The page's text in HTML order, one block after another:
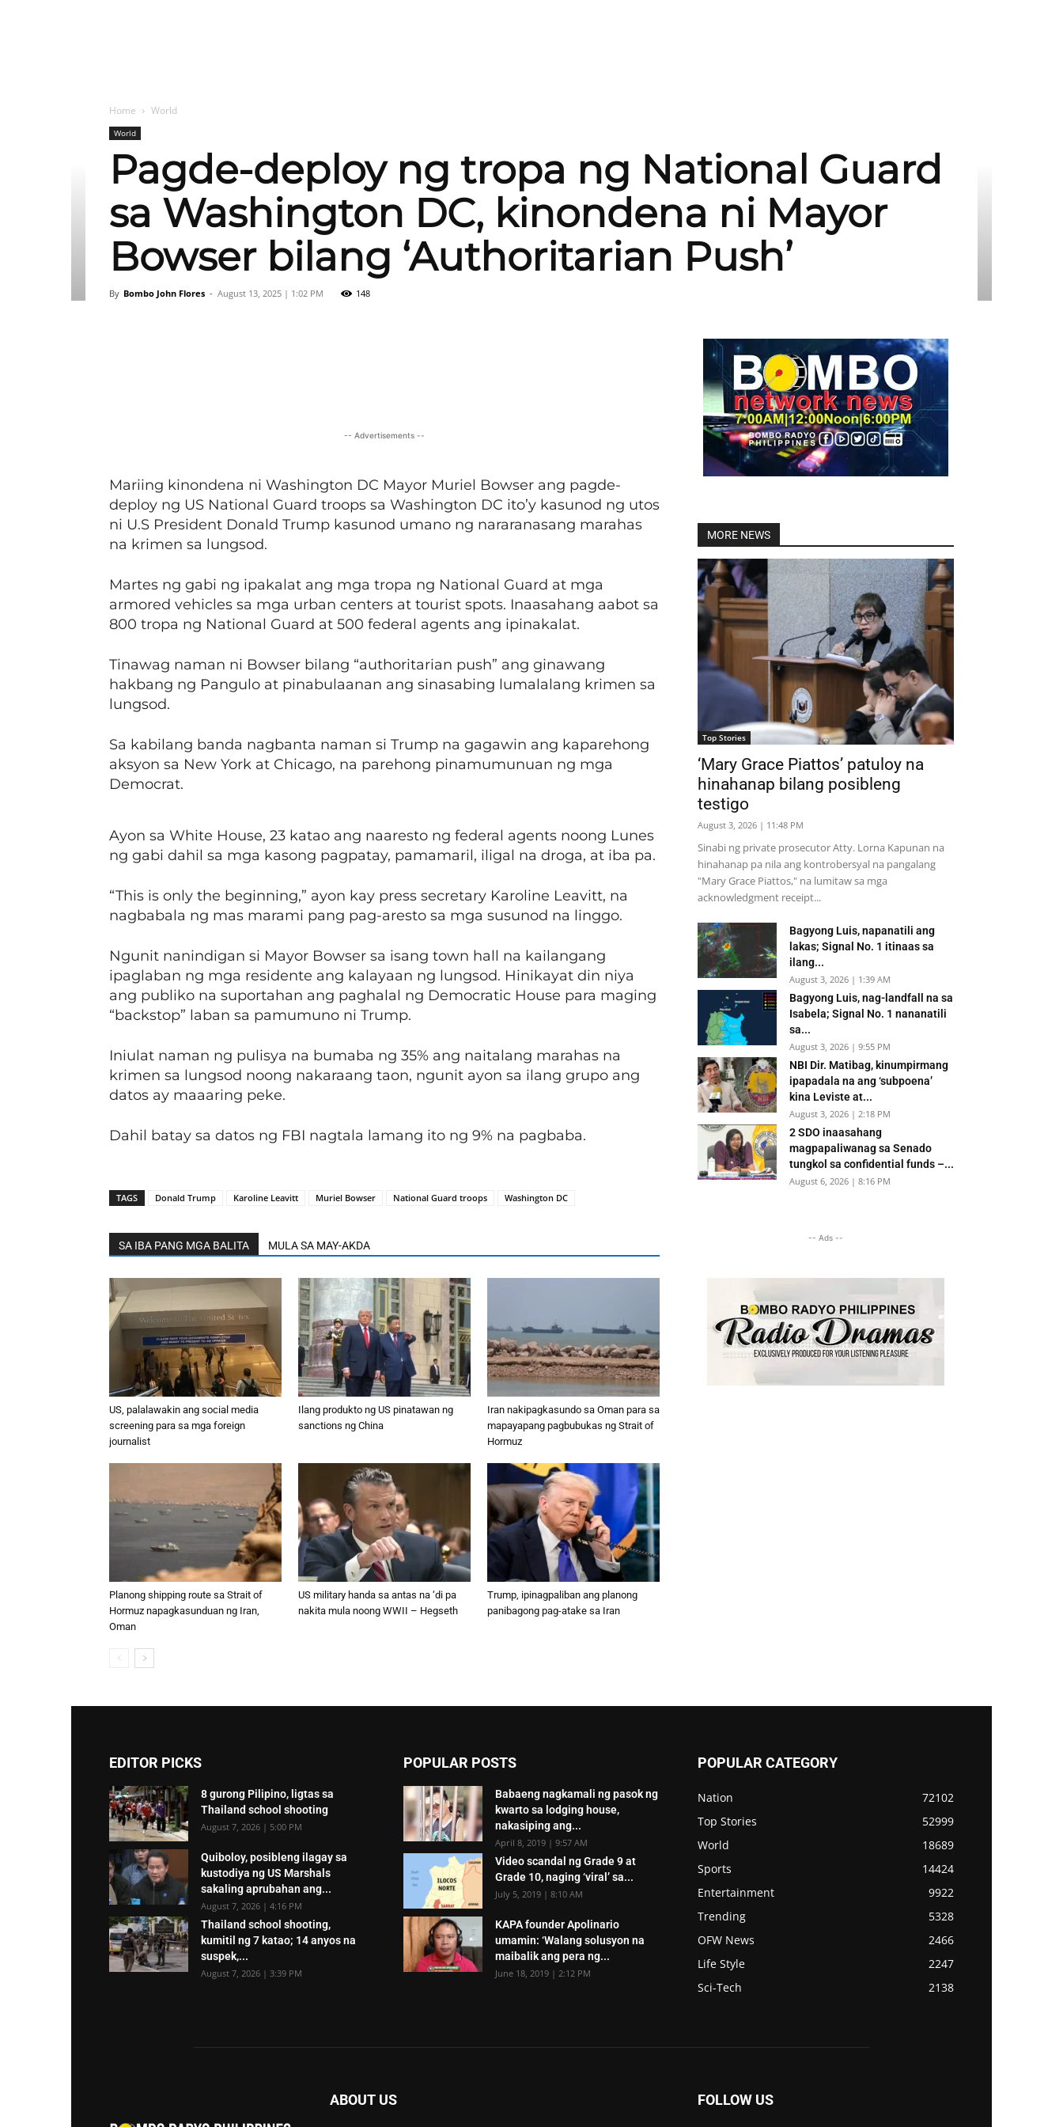
Home World
World
Pagde-deploy ng tropa ng National Guard
sa Washington DC, kinondena ni Mayor
Bowser bilang ‘Authoritarian Push’
By Bombo John Flores - August 13, 2025 | 1:02 PM 148
Linkedin
-- Advertisements --
Mariing kinondena ni Washington DC Mayor Muriel Bowser ang pagde-
deploy ng US National Guard troops sa Washington DC ito’y kasunod ng utos
ni U.S President Donald Trump kasunod umano ng nararanasang marahas
na krimen sa lungsod.
Martes ng gabi ng ipakalat ang mga tropa ng National Guard at mga
armored vehicles sa mga urban centers at tourist spots. Inaasahang aabot sa
800 tropa ng National Guard at 500 federal agents ang ipinakalat.
Tinawag naman ni Bowser bilang “authoritarian push” ang ginawang
hakbang ng Pangulo at pinabulaanan ang sinasabing lumalalang krimen sa
lungsod.
Sa kabilang banda nagbanta naman si Trump na gagawin ang kaparehong
aksyon sa New York at Chicago, na parehong pinamumunuan ng mga
Democrat.
Ayon sa White House, 23 katao ang naaresto ng federal agents noong Lunes
ng gabi dahil sa mga kasong pagpatay, pamamaril, iligal na droga, at iba pa.
“This is only the beginning,” ayon kay press secretary Karoline Leavitt, na
nagbabala ng mas marami pang pag-aresto sa mga susunod na linggo.
Ngunit nanindigan si Mayor Bowser sa isang town hall na kailangang
ipaglaban ng mga residente ang kalayaan ng lungsod. Hinikayat din niya
ang publiko na suportahan ang paghalal ng Democratic House para maging
“backstop” laban sa pamumuno ni Trump.
Iniulat naman ng pulisya na bumaba ng 35% ang naitalang marahas na
krimen sa lungsod noong nakaraang taon, ngunit ayon sa ilang grupo ang
datos ay maaaring peke.
Dahil batay sa datos ng FBI nagtala lamang ito ng 9% na pagbaba.
TAGS Donald Trump Karoline Leavitt Muriel Bowser National Guard troops Washington DC
SA IBA PANG MGA BALITA MULA SA MAY-AKDA
US, palalawakin ang social media
screening para sa mga foreign
journalist
Ilang produkto ng US pinatawan ng
sanctions ng China
Iran nakipagkasundo sa Oman para sa
mapayapang pagbubukas ng Strait of
Hormuz
Planong shipping route sa Strait of
Hormuz napagkasunduan ng Iran,
Oman
US military handa sa antas na ‘di pa
nakita mula noong WWII – Hegseth
Trump, ipinagpaliban ang planong
panibagong pag-atake sa Iran
MORE NEWS
Top Stories
‘Mary Grace Piattos’ patuloy na
hinahanap bilang posibleng
testigo
August 3, 2026 | 11:48 PM
Sinabi ng private prosecutor Atty. Lorna Kapunan na
hinahanap pa nila ang kontrobersyal na pangalang
"Mary Grace Piattos," na lumitaw sa mga
acknowledgment receipt...
Bagyong Luis, napanatili ang
lakas; Signal No. 1 itinaas sa
ilang...
August 3, 2026 | 1:39 AM
Bagyong Luis, nag-landfall na sa
Isabela; Signal No. 1 nananatili
sa...
August 3, 2026 | 9:55 PM
NBI Dir. Matibag, kinumpirmang
ipapadala na ang ‘subpoena’
kina Leviste at...
August 3, 2026 | 2:18 PM
2 SDO inaasahang
magpapaliwanag sa Senado
tungkol sa confidential funds –...
August 6, 2026 | 8:16 PM
-- Ads --
EDITOR PICKS
8 gurong Pilipino, ligtas sa
Thailand school shooting
August 7, 2026 | 5:00 PM
Quiboloy, posibleng ilagay sa
kustodiya ng US Marshals
sakaling aprubahan ang...
August 7, 2026 | 4:16 PM
Thailand school shooting,
kumitil ng 7 katao; 14 anyos na
suspek,...
August 7, 2026 | 3:39 PM
POPULAR POSTS
Babaeng nagkamali ng pasok ng
kwarto sa lodging house,
nakasiping ang...
April 8, 2019 | 9:57 AM
Video scandal ng Grade 9 at
Grade 10, naging ‘viral’ sa...
July 5, 2019 | 8:10 AM
KAPA founder Apolinario
umamin: ‘Walang solusyon na
maibalik ang pera ng...
June 18, 2019 | 2:12 PM
POPULAR CATEGORY
Nation
72102
Top Stories
52999
World
18689
Sports
14424
Entertainment
9922
Trending
5328
OFW News
2466
Life Style
2247
Sci-Tech
2138
ABOUT US FOLLOW US